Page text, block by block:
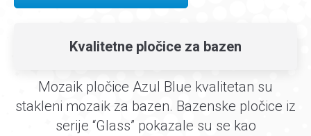
Kvalitetne pločice za bazen
Mozaik pločice Azul Blue kvalitetan su
stakleni mozaik za bazen. Bazenske pločice iz
serije “Glass” pokazale su se kao